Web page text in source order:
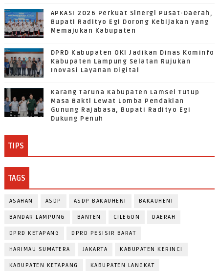
APKASI 2026 Perkuat Sinergi Pusat-Daerah,
Bupati Radityo Egi Dorong Kebijakan yang
Memajukan Kabupaten
DPRD Kabupaten OKI Jadikan Dinas Kominfo
Kabupaten Lampung Selatan Rujukan
Inovasi Layanan Digital
Karang Taruna Kabupaten Lamsel Tutup
Masa Bakti Lewat Lomba Pendakian
Gunung Rajabasa, Bupati Radityo Egi
Dukung Penuh
TIPS
TAGS
ASAHAN ASDP ASDP BAKAUHENI BAKAUHENI
BANDAR LAMPUNG BANTEN CILEGON DAERAH
DPRD KETAPANG DPRD PESISIR BARAT
HARIMAU SUMATERA JAKARTA KABUPATEN KERINCI
KABUPATEN KETAPANG KABUPATEN LANGKAT